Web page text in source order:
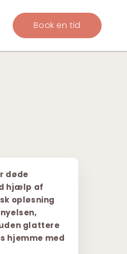
Book en tid
døde
hjælp af
opløsning
glattere
hjemme med